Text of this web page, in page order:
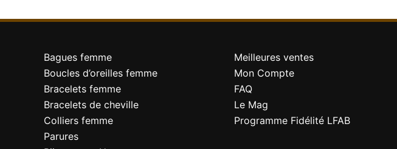
Signature LFAB
Une création lumineuse, pensée pour briller en toute occasion.
Bagues femme
Boucles d’oreilles femme
Bracelets femme
Bracelets de cheville
Colliers femme
Parures
Meilleures ventes
Mon Compte
FAQ
Le Mag
Programme Fidélité LFAB